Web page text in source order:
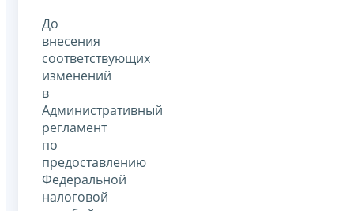
До
внесения
соответствующих
изменений
в
Административный
регламент
по
предоставлению
Федеральной
налоговой